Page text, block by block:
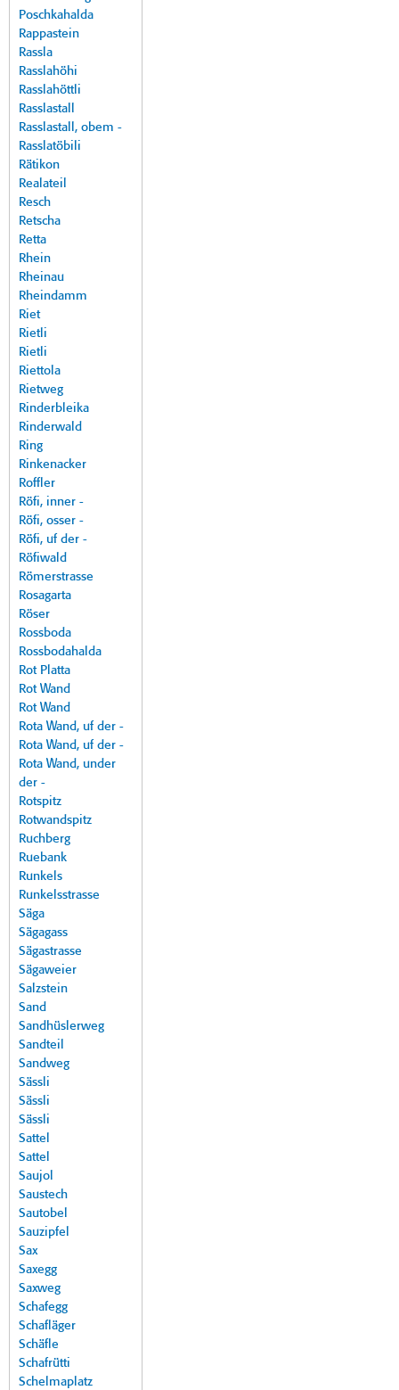
Poschkahalda
Rappastein
Rassla
Rasslahöhi
Rasslahöttli
Rasslastall
Rasslastall, obem -
Rasslatöbili
Rätikon
Realateil
Resch
Retscha
Retta
Rhein
Rheinau
Rheindamm
Riet
Rietli
Rietli
Riettola
Rietweg
Rinderbleika
Rinderwald
Ring
Rinkenacker
Roffler
Röfi, inner -
Röfi, osser -
Röfi, uf der -
Röfiwald
Römerstrasse
Rosagarta
Röser
Rossboda
Rossbodahalda
Rot Platta
Rot Wand
Rot Wand
Rota Wand, uf der -
Rota Wand, uf der -
Rota Wand, under
der -
Rotspitz
Rotwandspitz
Ruchberg
Ruebank
Runkels
Runkelsstrasse
Säga
Sägagass
Sägastrasse
Sägaweier
Salzstein
Sand
Sandhüslerweg
Sandteil
Sandweg
Sässli
Sässli
Sässli
Sattel
Sattel
Saujol
Saustech
Sautobel
Sauzipfel
Sax
Saxegg
Saxweg
Schafegg
Schafläger
Schäfle
Schafrütti
Schelmaplatz